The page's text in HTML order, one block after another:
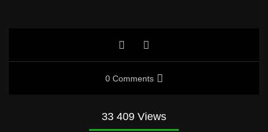
0 Comments
33 409 Views